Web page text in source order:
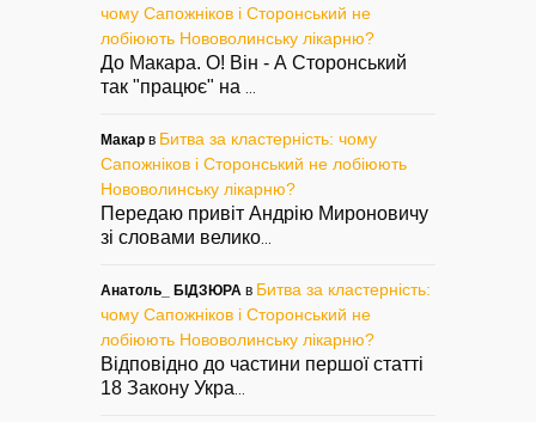
чому Сапожніков і Сторонський не
лобіюють Нововолинську лікарню?
До Макара. О! Він - А Сторонський
так "працює" на
Макар в Битва за кластерність: чому
Сапожніков і Сторонський не лобіюють
Нововолинську лікарню?
Передаю привіт Андрію Мироновичу
зі словами велико
Анатоль_ БІДЗЮРА в Битва за кластерність:
чому Сапожніков і Сторонський не
лобіюють Нововолинську лікарню?
Відповідно до частини першої статті
18 Закону Укра